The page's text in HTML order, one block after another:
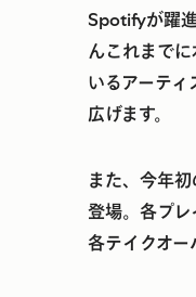
Spotifyが躍
んこれまで
いるアーテ
広げます。
また、今年
登場。各プレ
各テイクオー